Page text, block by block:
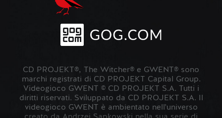
CD PROJEKT®, The Witcher® e GWENT® sono
marchi registrati di CD PROJEKT Capital Group.
Videogioco GWENT © CD PROJEKT S.A. Tutti i
diritti riservati. Sviluppato da CD PROJEKT S.A. Il
videogioco GWENT è ambientato nell'universo